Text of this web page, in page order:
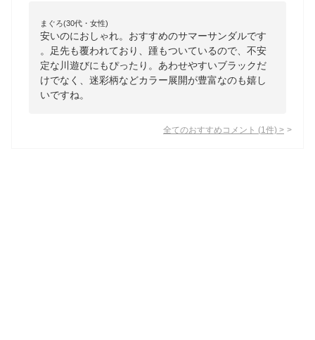
まぐろ(30代・女性)
安いのにおしゃれ。おすすめのサマーサンダルです
。足先も覆われており、踵もついているので、不安
定な川遊びにもぴったり。あわせやすいブラックだ
けでなく、迷彩柄などカラー展開が豊富なのも嬉し
いですね。
全てのおすすめコメント (1 件) >